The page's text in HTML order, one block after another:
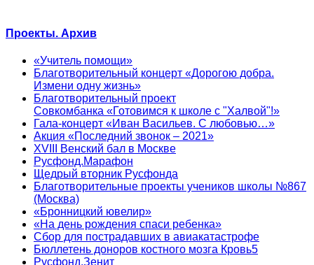
Проекты. Архив
«Учитель помощи»
Благотворительный концерт «Дорогою добра.
Измени одну жизнь»
Благотворительный проект
Совкомбанка «Готовимся к школе с "Халвой"!»
Гала-концерт «Иван Васильев. С любовью…»
Акция «Последний звонок – 2021»
XVIII Венский бал в Москве
Русфонд.Марафон
Щедрый вторник Русфонда
Благотворительные проекты учеников школы №867
(Москва)
«Бронницкий ювелир»
«На день рождения спаси ребенка»
Сбор для пострадавших в авиакатастрофе
Бюллетень доноров костного мозга Кровь5
Русфонд.Зенит